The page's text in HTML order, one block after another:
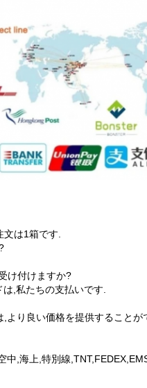
は1箱です.
け付けますか?
,私たちの支払いです.
り良い価格を提供することが
,海上,特別線